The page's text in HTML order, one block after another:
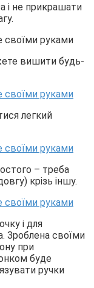
не прикрашати
вишити будь-
легкий
– треба
крізь іншу.
і для
Зроблена своїми
при
буде
ручки